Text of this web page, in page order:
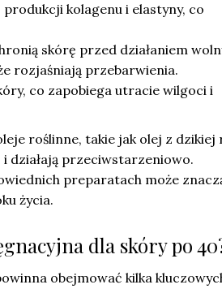
kolagenu i elastyny, co
skórę przed działaniem
rozjaśniają przebarwienia.
co zapobiega utracie wilgoci i
roślinne, takie jak olej z dzikiej
działają przeciwstarzeniowo.
preparatach może
życia.
dla skóry po
obejmować kilka